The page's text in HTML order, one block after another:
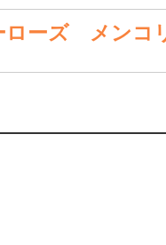
ローズ メンコ